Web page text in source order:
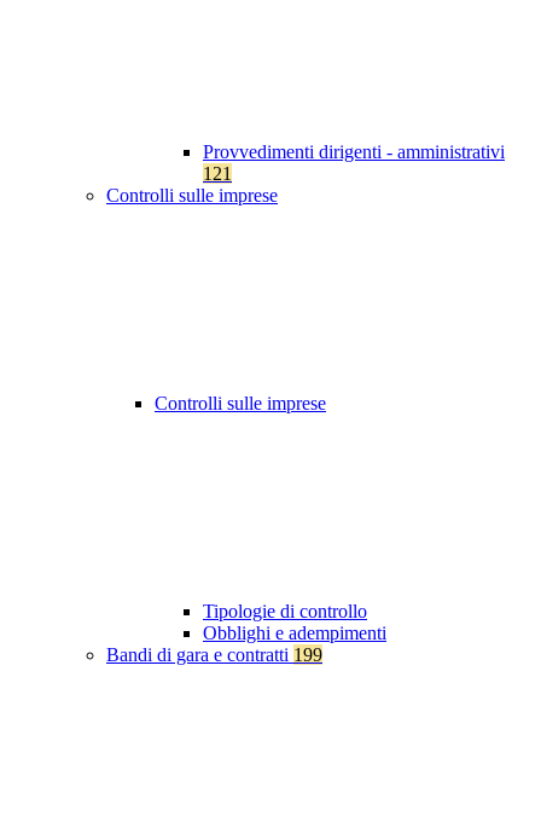
Provvedimenti dirigenti - amministrativi
121
Controlli sulle imprese
Controlli sulle imprese
Tipologie di controllo
Obblighi e adempimenti
Bandi di gara e contratti 199